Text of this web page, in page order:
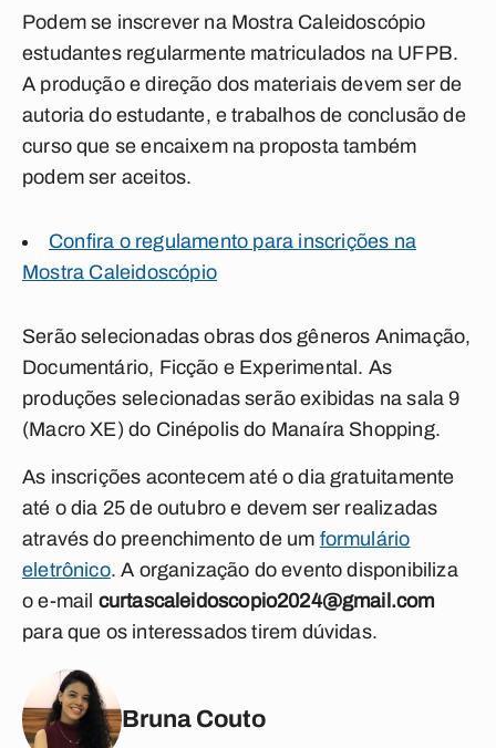
Podem se inscrever na Mostra Caleidoscópio
estudantes regularmente matriculados na UFPB.
A produção e direção dos materiais devem ser de
autoria do estudante, e trabalhos de conclusão de
curso que se encaixem na proposta também
podem ser aceitos.
Confira o regulamento para inscrições na
Mostra Caleidoscópio
Serão selecionadas obras dos gêneros Animação,
Documentário, Ficção e Experimental. As
produções selecionadas serão exibidas na sala 9
(Macro XE) do Cinépolis do Manaíra Shopping.
As inscrições acontecem até o dia gratuitamente
até o dia 25 de outubro e devem ser realizadas
através do preenchimento de um formulário
eletrônico. A organização do evento disponibiliza
o e-mail curtascaleidoscopio2024@gmail.com
para que os interessados tirem dúvidas.
Bruna Couto